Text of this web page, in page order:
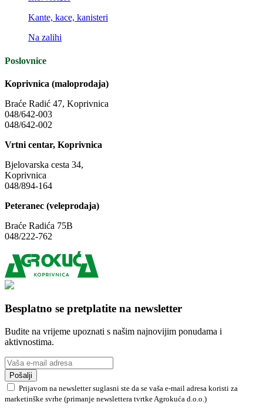
Kante, kace, kanisteri
Na zalihi
Poslovnice
Koprivnica (maloprodaja)
Braće Radić 47, Koprivnica
048/642-003
048/642-002
Vrtni centar, Koprivnica
Bjelovarska cesta 34,
Koprivnica
048/894-164
Peteranec (veleprodaja)
Braće Radića 75B
048/222-762
Besplatno se pretplatite na newsletter
Budite na vrijeme upoznati s našim najnovijim ponudama i
aktivnostima.
Pošalji
Prijavom na newsletter suglasni ste da se vaša e-mail adresa koristi za
marketinške svrhe (primanje newslettera tvrtke Agrokuća d.o.o.)